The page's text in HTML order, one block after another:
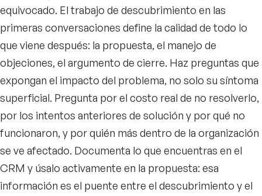
equivocado. El trabajo de descubrimiento en las
primeras conversaciones define la calidad de todo lo
que viene después: la propuesta, el manejo de
objeciones, el argumento de cierre. Haz preguntas que
expongan el impacto del problema, no solo su síntoma
superficial. Pregunta por el costo real de no resolverlo,
por los intentos anteriores de solución y por qué no
funcionaron, y por quién más dentro de la organización
se ve afectado. Documenta lo que encuentras en el
CRM y úsalo activamente en la propuesta: esa
información es el puente entre el descubrimiento y el